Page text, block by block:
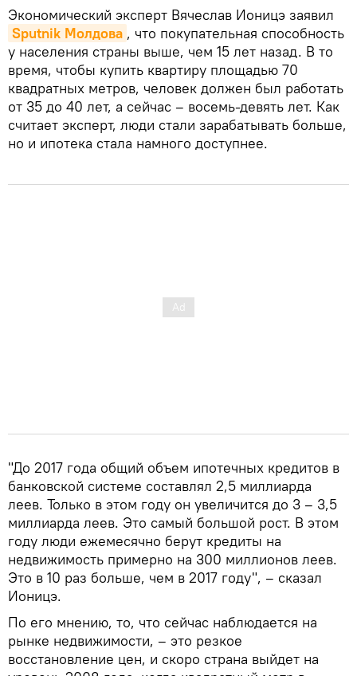
Экономический эксперт Вячеслав Ионицэ заявил
Sputnik Молдова , что покупательная способность
у населения страны выше, чем 15 лет назад. В то
время, чтобы купить квартиру площадью 70
квадратных метров, человек должен был работать
от 35 до 40 лет, а сейчас – восемь-девять лет. Как
считает эксперт, люди стали зарабатывать больше,
но и ипотека стала намного доступнее.
"До 2017 года общий объем ипотечных кредитов в
банковской системе составлял 2,5 миллиарда
леев. Только в этом году он увеличится до 3 – 3,5
миллиарда леев. Это самый большой рост. В этом
году люди ежемесячно берут кредиты на
недвижимость примерно на 300 миллионов леев.
Это в 10 раз больше, чем в 2017 году", – сказал
Ионицэ.
По его мнению, то, что сейчас наблюдается на
рынке недвижимости, – это резкое
восстановление цен, и скоро страна выйдет на